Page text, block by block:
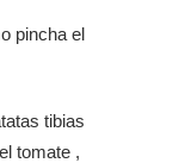
pincha el
tibias
tomate ,